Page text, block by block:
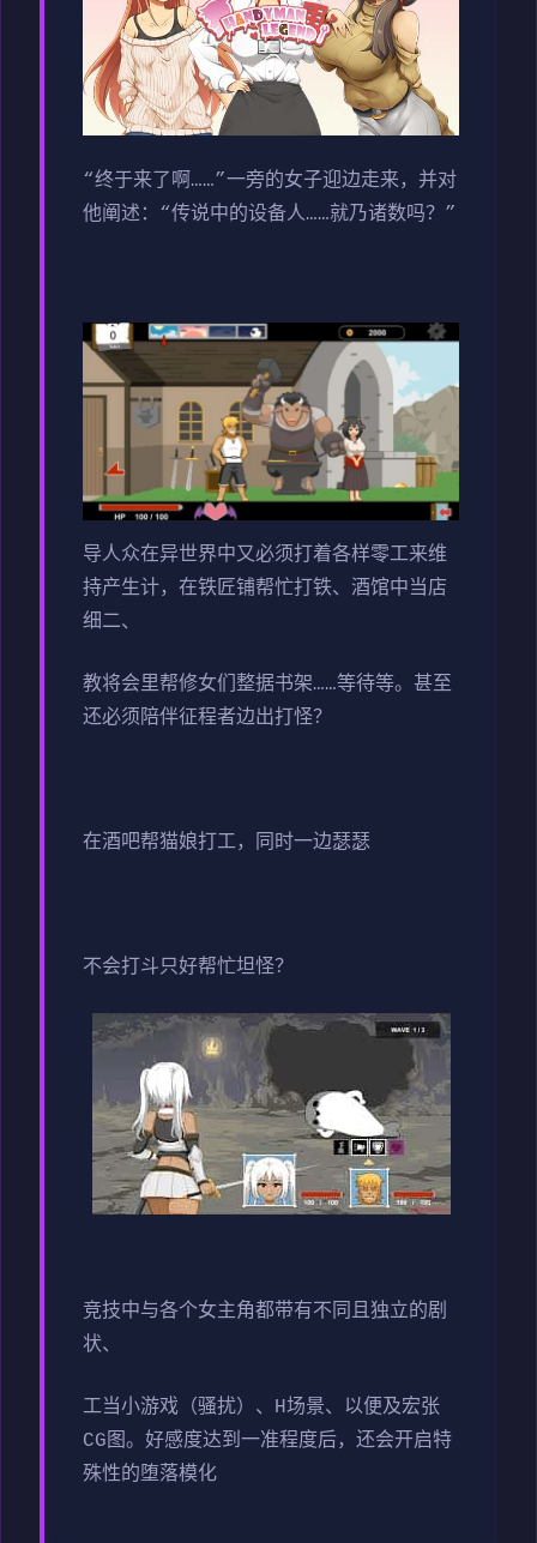
“终于来了啊……”一旁的女子迎边走来，并对
他阐述：“传说中的设备人……就乃诸数吗？”
导人众在异世界中又必须打着各样零工来维
持产生计，在铁匠铺帮忙打铁、酒馆中当店
细二、
教将会里帮修女们整据书架……等待等。甚至
还必须陪伴征程者边出打怪？
在酒吧帮猫娘打工，同时一边瑟瑟
不会打斗只好帮忙坦怪？
竞技中与各个女主角都带有不同且独立的剧
状、
工当小游戏（骚扰）、H场景、以便及宏张
CG图。好感度达到一准程度后，还会开启特
殊性的堕落模化